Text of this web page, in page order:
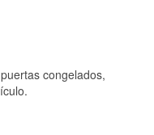
congelados,